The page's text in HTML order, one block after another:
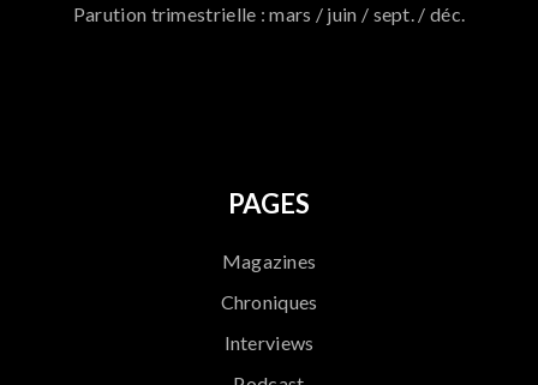
Parution trimestrielle : mars / juin / sept. / déc.
PAGES
Magazines
Chroniques
Interviews